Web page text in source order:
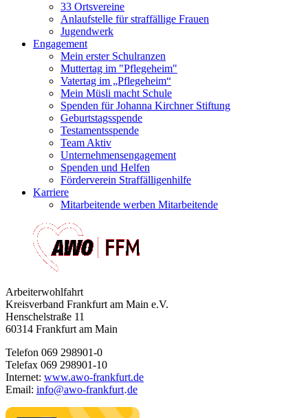
33 Ortsvereine
Anlaufstelle für straffällige Frauen
Jugendwerk
Engagement
Mein erster Schulranzen
Muttertag im "Pflegeheim"
Vatertag im „Pflegeheim“
Mein Müsli macht Schule
Spenden für Johanna Kirchner Stiftung
Geburtstagsspende
Testamentsspende
Team Aktiv
Unternehmensengagement
Spenden und Helfen
Förderverein Straffälligenhilfe
Karriere
Mitarbeitende werben Mitarbeitende
Arbeiterwohlfahrt
Kreisverband Frankfurt am Main e.V.
Henschelstraße 11
60314 Frankfurt am Main
Telefon 069 298901-0
Telefax 069 298901-10
Internet: www.awo-frankfurt.de
Email: info@awo-frankfurt·de